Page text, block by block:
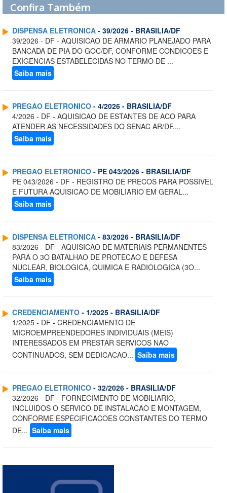
Confira Também
DISPENSA ELETRONICA - 39/2026 - BRASILIA/DF
39/2026 - DF - AQUISICAO DE ARMARIO PLANEJADO PARA
BANCADA DE PIA DO GOC/DF, CONFORME CONDICOES E
EXIGENCIAS ESTABELECIDAS NO TERMO DE ...
Saiba mais
PREGAO ELETRONICO - 4/2026 - BRASILIA/DF
4/2026 - DF - AQUISICAO DE ESTANTES DE ACO PARA
ATENDER AS NECESSIDADES DO SENAC AR/DF....
Saiba mais
PREGAO ELETRONICO - PE 043/2026 - BRASILIA/DF
PE 043/2026 - DF - REGISTRO DE PRECOS PARA POSSIVEL
E FUTURA AQUISICAO DE MOBILIARIO EM GERAL...
Saiba mais
DISPENSA ELETRONICA - 83/2026 - BRASILIA/DF
83/2026 - DF - AQUISICAO DE MATERIAIS PERMANENTES
PARA O 3O BATALHAO DE PROTECAO E DEFESA
NUCLEAR, BIOLOGICA, QUIMICA E RADIOLOGICA (3O...
Saiba mais
CREDENCIAMENTO - 1/2025 - BRASILIA/DF
1/2025 - DF - CREDENCIAMENTO DE
MICROEMPREENDEDORES INDIVIDUAIS (MEIS)
INTERESSADOS EM PRESTAR SERVICOS NAO
CONTINUADOS, SEM DEDICACAO... Saiba mais
PREGAO ELETRONICO - 32/2026 - BRASILIA/DF
32/2026 - DF - FORNECIMENTO DE MOBILIARIO,
INCLUIDOS O SERVICO DE INSTALACAO E MONTAGEM,
CONFORME ESPECIFICACOES CONSTANTES DO TERMO
DE... Saiba mais